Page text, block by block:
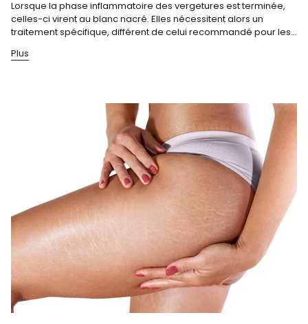
Lorsque la phase inflammatoire des vergetures est terminée,
celles-ci virent au blanc nacré. Elles nécessitent alors un
traitement spécifique, différent de celui recommandé pour les...
Plus